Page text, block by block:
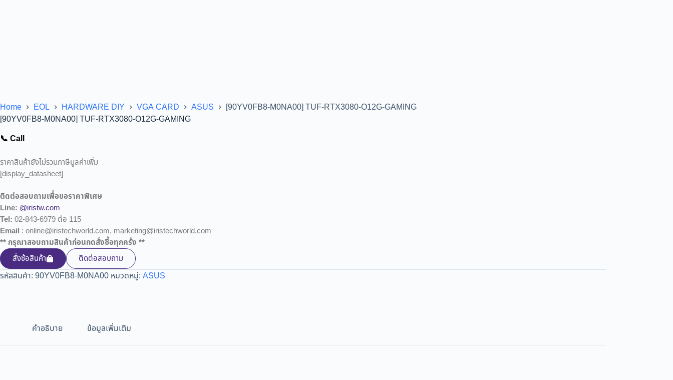
Home EOL HARDWARE DIY VGA CARD ASUS
[90YV0FB8-M0NA00] TUF-RTX3080-O12G-GAMING
[90YV0FB8-M0NA00] TUF-RTX3080-O12G-GAMING
📞 Call
ราคาสินค้ายังไม่รวมภาษีมูลค่าเพิ่ม
[display_datasheet]
ติดต่อสอบถามเพื่อขอราคาพิเศษ
Line: @iristw.com
Tel: 02-843-6979 ต่อ 115
Email : online@iristechworld.com, marketing@iristechworld.com
** กรุณาสอบถามสินค้าก่อนกดสั่งซื้อทุกครั้ง **
สั่งซ้อสินค้า
ติดต่อสอบถาม
รหัสสินค้า: 90YV0FB8-M0NA00 หมวดหมู่: ASUS
คำอธิบาย ข้อมูลเพิ่มเติม